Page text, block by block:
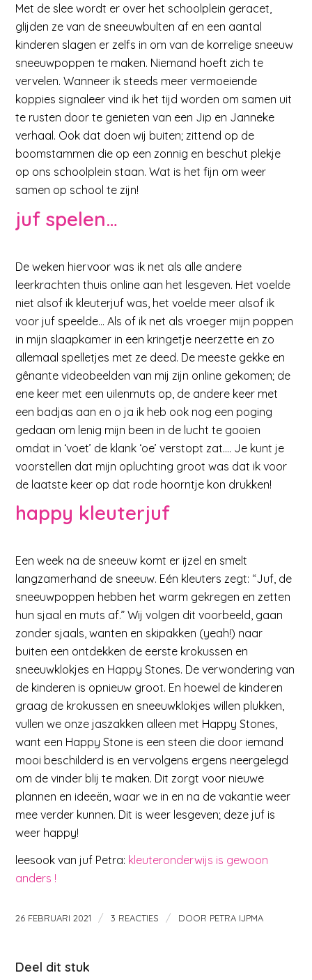
Met de slee wordt er over het schoolplein geracet,
glijden ze van de sneeuwbulten af en een aantal
kinderen slagen er zelfs in om van de korrelige sneeuw
sneeuwpoppen te maken. Niemand hoeft zich te
vervelen. Wanneer ik steeds meer vermoeiende
koppies signaleer vind ik het tijd worden om samen uit
te rusten door te genieten van een Jip en Janneke
verhaal. Ook dat doen wij buiten; zittend op de
boomstammen die op een zonnig en beschut plekje
op ons schoolplein staan. Wat is het fijn om weer
samen op school te zijn!
juf spelen…
De weken hiervoor was ik net als alle andere
leerkrachten thuis online aan het lesgeven. Het voelde
niet alsof ik kleuterjuf was, het voelde meer alsof ik
voor juf speelde… Als of ik net als vroeger mijn poppen
in mijn slaapkamer in een kringetje neerzette en zo
allemaal spelletjes met ze deed. De meeste gekke en
gênante videobeelden van mij zijn online gekomen; de
ene keer met een uilenmuts op, de andere keer met
een badjas aan en o ja ik heb ook nog een poging
gedaan om lenig mijn been in de lucht te gooien
omdat in ‘voet’ de klank ‘oe’ verstopt zat…. Je kunt je
voorstellen dat mijn opluchting groot was dat ik voor
de laatste keer op dat rode hoorntje kon drukken!
happy kleuterjuf
Een week na de sneeuw komt er ijzel en smelt
langzamerhand de sneeuw. Eén kleuters zegt: “Juf, de
sneeuwpoppen hebben het warm gekregen en zetten
hun sjaal en muts af.” Wij volgen dit voorbeeld, gaan
zonder sjaals, wanten en skipakken (yeah!) naar
buiten een ontdekken de eerste krokussen en
sneeuwklokjes en Happy Stones. De verwondering van
de kinderen is opnieuw groot. En hoewel de kinderen
graag de krokussen en sneeuwklokjes willen plukken,
vullen we onze jaszakken alleen met Happy Stones,
want een Happy Stone is een steen die door iemand
mooi beschilderd is en vervolgens ergens neergelegd
om de vinder blij te maken. Dit zorgt voor nieuwe
plannen en ideeën, waar we in en na de vakantie weer
mee verder kunnen. Dit is weer lesgeven; deze juf is
weer happy!
leesook van juf Petra: kleuteronderwijs is gewoon
anders !
26 FEBRUARI 2021 / 3 REACTIES / DOOR PETRA IJPMA
Deel dit stuk